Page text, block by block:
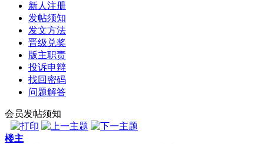
新人注册
发帖须知
发文方法
晋级兑奖
版主职责
投诉申辩
找回密码
问题解答
会员发帖须知
楼主